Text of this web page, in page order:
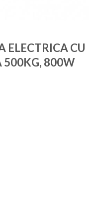
ELECTRICA CU
500KG, 800W
CU OPRITOR DE